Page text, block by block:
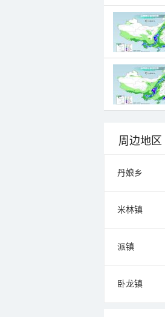
周边地区
丹娘乡
米林镇
派镇
卧龙镇